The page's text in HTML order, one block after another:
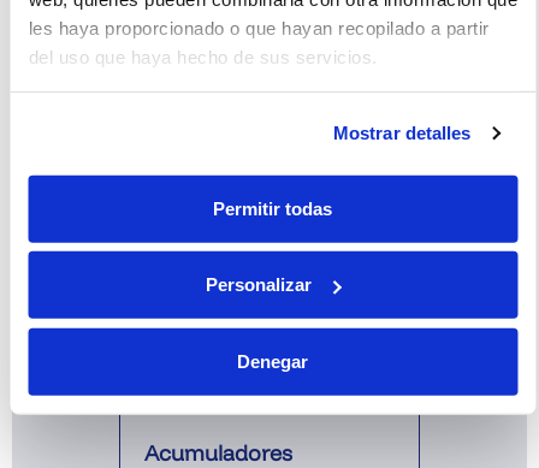
les haya proporcionado o que hayan recopilado a partir
del uso que haya hecho de sus servicios.
Mostrar detalles
Permitir todas
Personalizar
Denegar
Ver
Acumuladores